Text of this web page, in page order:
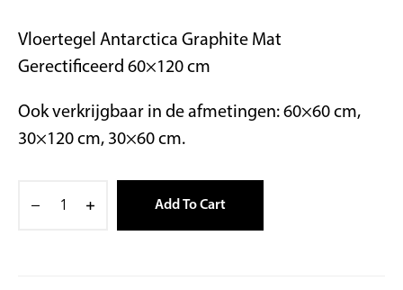
Vloertegel Antarctica Graphite Mat
Gerectificeerd 60×120 cm
Ook verkrijgbaar in de afmetingen: 60×60 cm,
30×120 cm, 30×60 cm.
Add To Cart